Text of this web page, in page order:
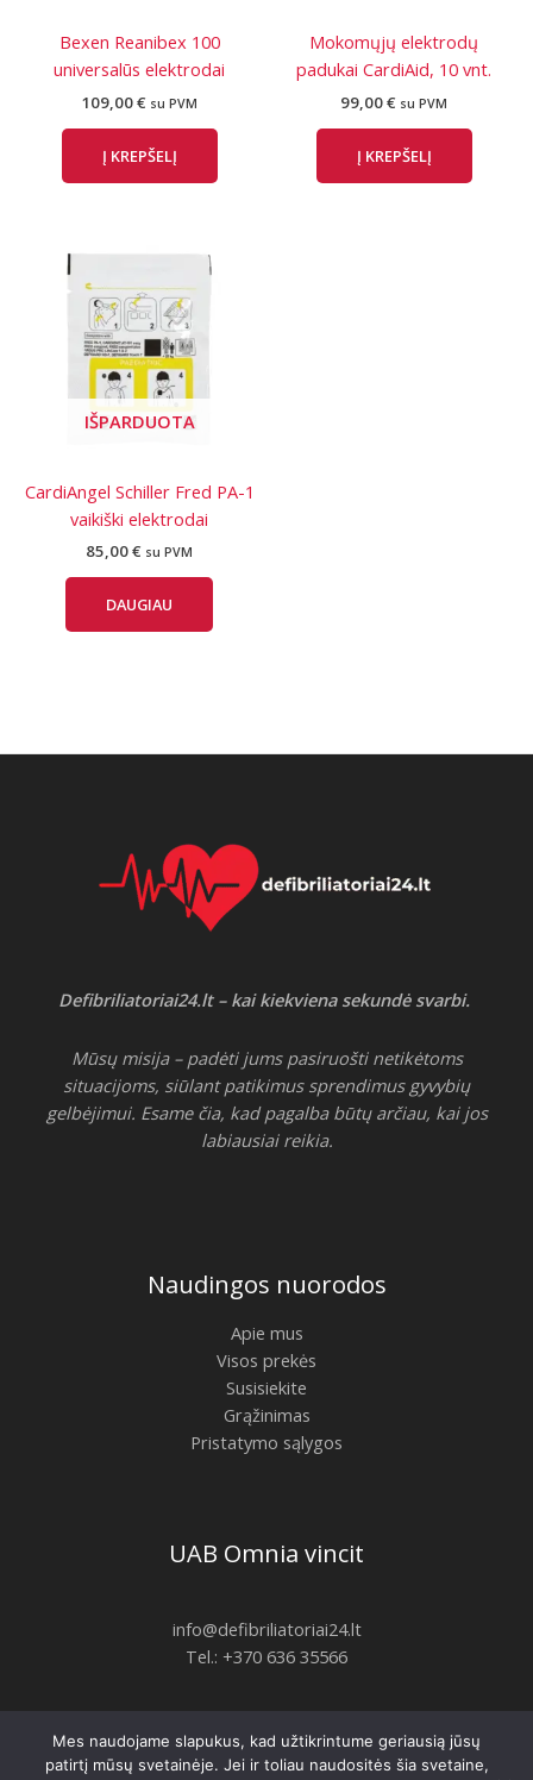
Bexen Reanibex 100
universalūs elektrodai
109,00€ su PVM
Į KREPŠELĮ
Mokomųjų elektrodų
padukai CardiAid, 10 vnt.
99,00€ su PVM
Į KREPŠELĮ
IŠPARDUOTA
CardiAngel Schiller Fred PA-1
vaikiški elektrodai
85,00€ su PVM
DAUGIAU
Defibriliatoriai24.lt – kai kiekviena sekundė svarbi.
Mūsų misija – padėti jums pasiruošti netikėtoms
situacijoms, siūlant patikimus sprendimus gyvybių
gelbėjimui. Esame čia, kad pagalba būtų arčiau, kai jos
labiausiai reikia.
Naudingos nuorodos
Apie mus
Visos prekės
Susisiekite
Grąžinimas
Pristatymo sąlygos
UAB Omnia vincit
info@defibriliatoriai24.lt
Tel.: +370 636 35566
Copyright © 2026 | defibriliatoriai24.lt
Mes naudojame slapukus, kad užtikrintume geriausią jūsų
patirtį mūsų svetainėje. Jei ir toliau naudositės šia svetaine,